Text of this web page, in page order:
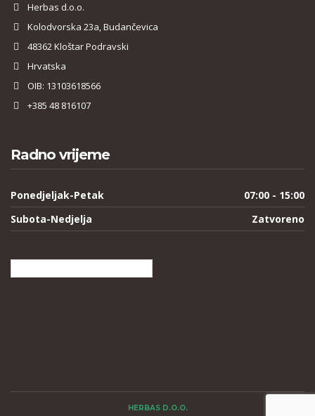
Herbas d.o.o.
Kolodvorska 23a, Budančevica
48362 Kloštar Podravski
Hrvatska
OIB: 13103618566
+385 48 816107
Radno vrijeme
Ponedjeljak-Petak
07:00 - 15:00
Subota-Nedjelja
Zatvoreno
HERBAS D.O.O.